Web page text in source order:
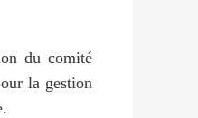
du comité
la gestion